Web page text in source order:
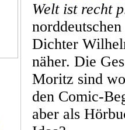
Welt ist recht
Dichter
näher. Die
Moritz sind
den Comic-
aber als